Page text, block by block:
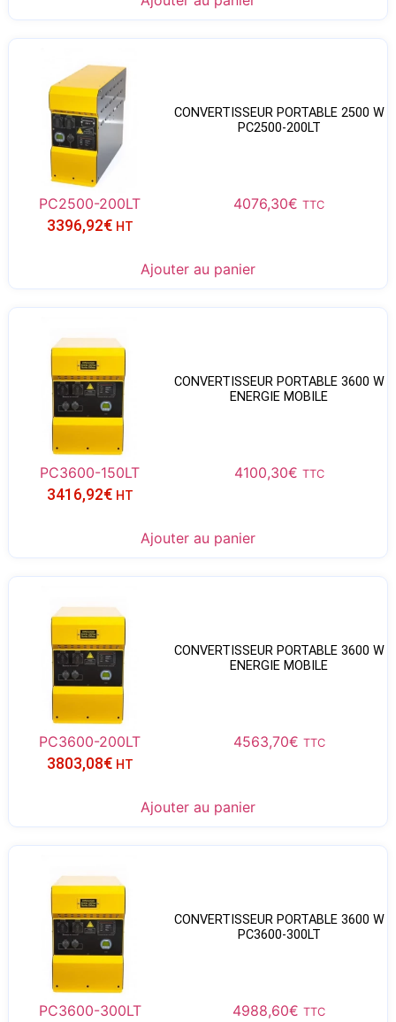
CONVERTISSEUR PORTABLE 2500 W
PC2500-200LT
PC2500-200LT 4076,30€ TTC
3396,92€ HT
Ajouter au panier
CONVERTISSEUR PORTABLE 3600 W
ENERGIE MOBILE
PC3600-150LT 4100,30€ TTC
3416,92€ HT
Ajouter au panier
CONVERTISSEUR PORTABLE 3600 W
ENERGIE MOBILE
PC3600-200LT 4563,70€ TTC
3803,08€ HT
Ajouter au panier
CONVERTISSEUR PORTABLE 3600 W
PC3600-300LT
PC3600-300LT 4988,60€ TTC